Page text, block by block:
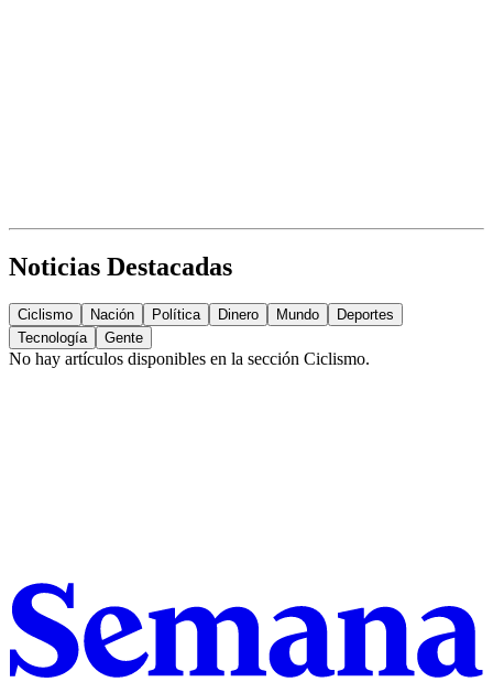
Noticias Destacadas
Ciclismo Nación Política Dinero Mundo
Deportes
Tecnología
Gente
No hay artículos disponibles en la sección Ciclismo.